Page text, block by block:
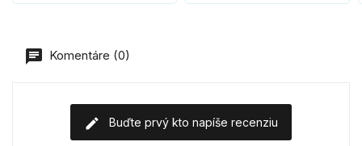
Komentáre (0)
Buďte prvý kto napíše recenziu